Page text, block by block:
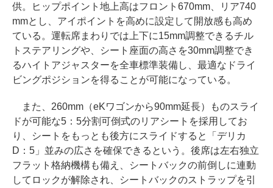
供。ヒップポイント地上高はフロント670mm、リア740
mmとし、アイポイントを高めに設定して開放感も高め
ている。運転席まわりでは上下に15mm調整できるチル
トステアリングや、シート座面の高さを30mm調整でき
るハイトアジャスターを全車標準装備し、最適なドライ
ビングポジションを得ることが可能になっている。
また、260mm（eKワゴンから90mm延長）ものスライ
ドが可能な5：5分割可倒式のリアシートを採用してお
り、シートをもっとも後方にスライドすると「デリカ
D：5」並みの広さを確保できるという。後席は左右独立
フラット格納機構も備え、シートバックの前倒しに連動
してロックが解除され、シートバックのストラップを引